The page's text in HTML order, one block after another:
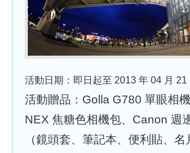
活動日期：即日起至 2013 年 04 月 21
活動贈品：Golla G780 單眼相
NEX 焦糖色相機包、Canon 週
（鏡頭套、筆記本、便利貼、名